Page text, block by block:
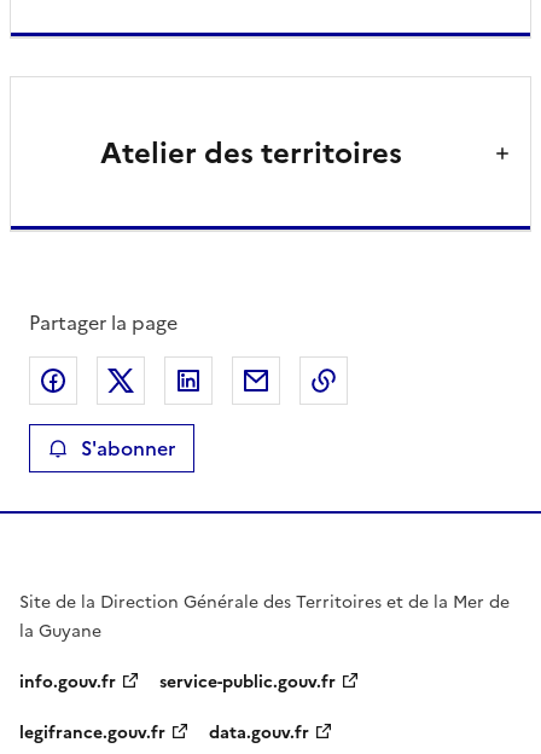
Atelier des territoires
Partager la page
Partager sur Facebook
Partager sur XPartager sur LinkedIn
Partager par email
S'abonner
Site de la Direction Générale des Territoires et de la Mer de
la Guyane
info.gouv.fr
service-public.gouv.fr
legifrance.gouv.fr
data.gouv.fr